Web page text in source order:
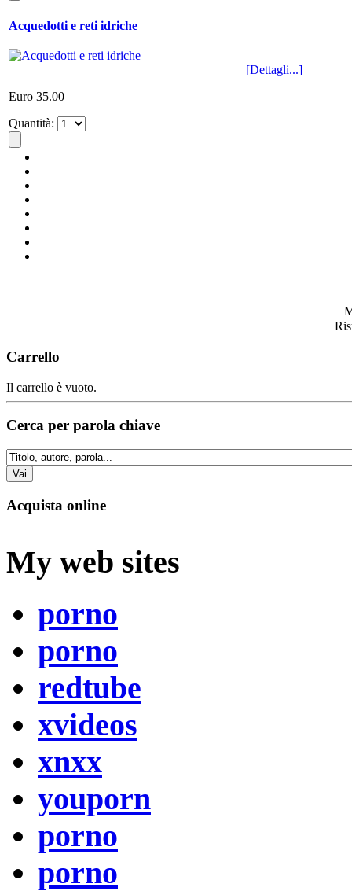
Acquedotti e reti idriche
[Dettagli...]
Euro 35.00
Quantità:
Carrello
Il carrello è vuoto.
Cerca per parola chiave
Acquista online
My web sites
porno
porno
redtube
xvideos
xnxx
youporn
porno
porno